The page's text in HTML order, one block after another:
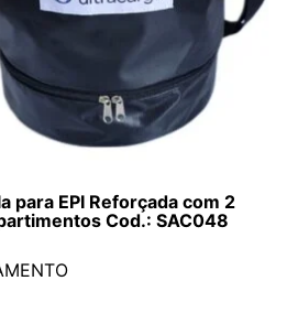
para EPI Reforçada com 2
Cod.: SAC048